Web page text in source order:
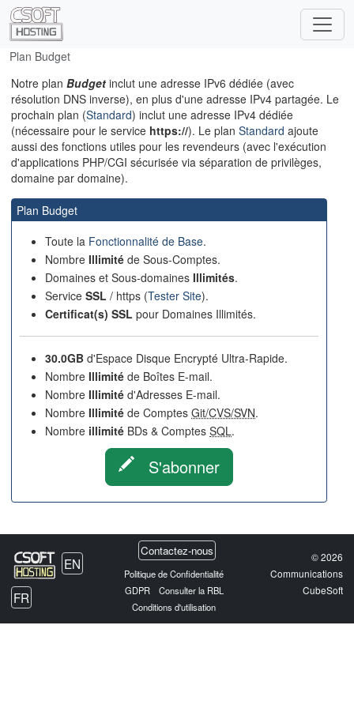
Plan Budget
Notre plan Budget inclut une adresse IPv6 dédiée (avec
résolution DNS inverse), en plus d'une adresse IPv4 partagée. Le
prochain plan (Standard) inclut une adresse IPv4 dédiée
(nécessaire pour le service https://). Le plan Standard ajoute
aussi des fonctions utiles pour les revendeurs (avec l'exécution
d'applications PHP/CGI sécurisée via séparation de privilèges,
domaine par domaine).
Plan Budget
Toute la Fonctionnalité de Base.
Nombre Illimité de Sous-Comptes.
Domaines et Sous-domaines Illimités.
Service SSL / https (Tester Site).
Certificat(s) SSL pour Domaines Illimités.
30.0GB d'Espace Disque Encrypté Ultra-Rapide.
Nombre Illimité de Boîtes E-mail.
Nombre Illimité d'Adresses E-mail.
Nombre Illimité de Comptes Git/CVS/SVN.
Nombre illimité BDs & Comptes SQL.
S'abonner
EN
FR
Contactez-nous
Politique de Confidentialité
GDPR
Consulter la RBL
Conditions d'utilisation
© 2026
Communications
CubeSoft